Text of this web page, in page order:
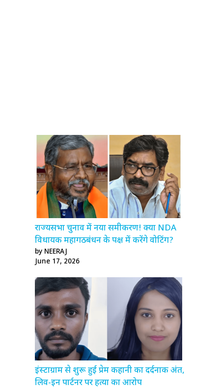
राज्यसभा चुनाव में नया समीकरण! क्या NDA
विधायक महागठबंधन के पक्ष में करेंगे वोटिंग?
by NEERAJ
June 17, 2026
इंस्टाग्राम से शुरू हुई प्रेम कहानी का दर्दनाक अंत,
लिव-इन पार्टनर पर हत्या का आरोप